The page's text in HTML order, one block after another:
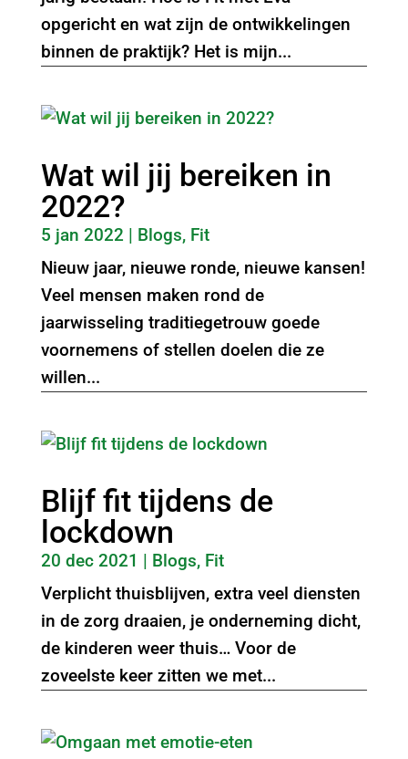
opgericht en wat zijn de ontwikkelingen
binnen de praktijk? Het is mijn...
Wat wil jij bereiken in
2022?
5 jan 2022 | Blogs, Fit
Nieuw jaar, nieuwe ronde, nieuwe kansen!
Veel mensen maken rond de
jaarwisseling traditiegetrouw goede
voornemens of stellen doelen die ze
willen...
Blijf fit tijdens de
lockdown
20 dec 2021 | Blogs, Fit
Verplicht thuisblijven, extra veel diensten
in de zorg draaien, je onderneming dicht,
de kinderen weer thuis… Voor de
zoveelste keer zitten we met...